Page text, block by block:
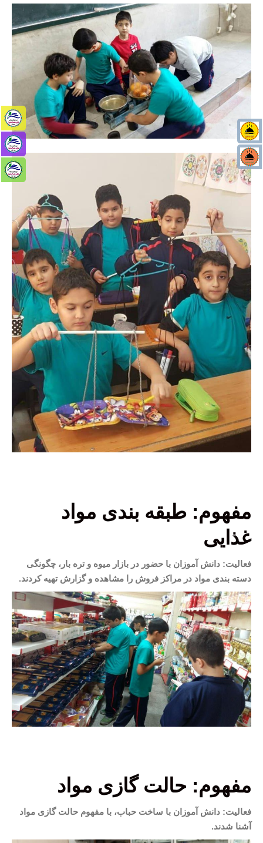
مفهوم: طبقه بندی مواد
غذایی
فعالیت: دانش آموزان با حضور در بازار میوه و تره بار، چگونگی
دسته بندی مواد در مراکز فروش را مشاهده و گزارش تهیه کردند.
مفهوم: حالت گازی مواد
فعالیت: دانش آموزان با ساخت حباب، با مفهوم حالت گازی مواد
آشنا شدند.